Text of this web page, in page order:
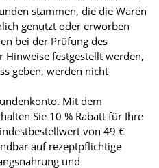
stammen, die die Waren
genutzt oder erworben
bei der Prüfung des
festgestellt werden,
geben, werden nicht
Mit dem
Sie 10 % Rabatt für Ihre
von 49 €
auf rezeptpflichtige
und